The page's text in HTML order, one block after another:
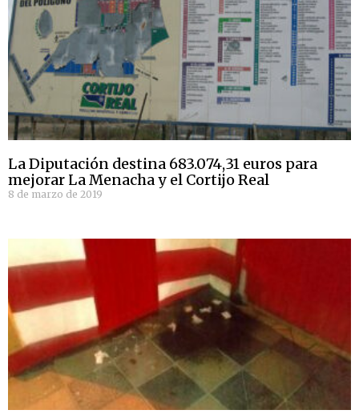
La Diputación destina 683.074,31 euros para
mejorar La Menacha y el Cortijo Real
8 de marzo de 2019